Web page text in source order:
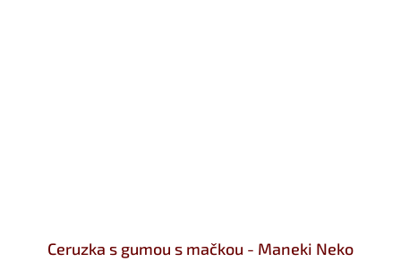
Ceruzka s gumou s mačkou - Maneki Neko